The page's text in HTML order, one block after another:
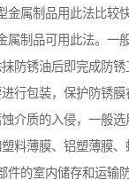
金属制品用此法比较
属制品可用此法。一
防锈油后即完成防锈
行包装，保护防锈
介质的入侵，一般选
料薄膜、铝塑薄膜、
件的室内储存和运输